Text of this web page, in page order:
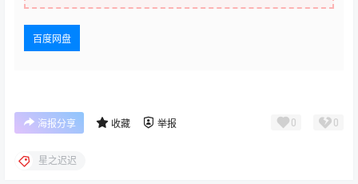
百度网盘
海报分享 收藏 举报 0 0
星之迟迟